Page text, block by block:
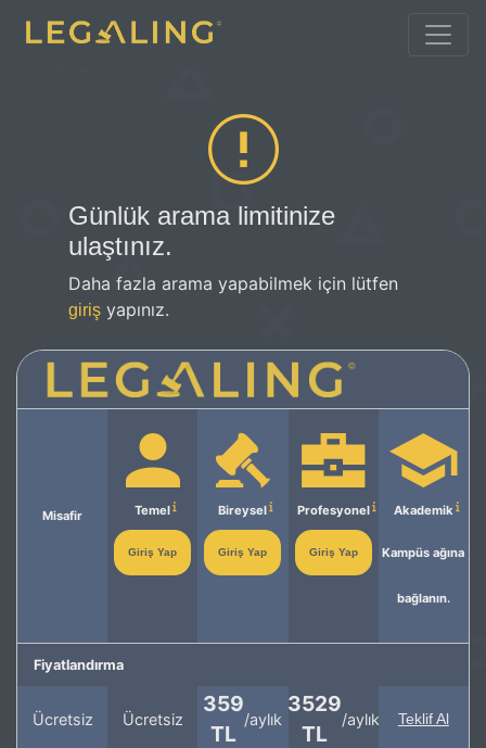
Günlük arama limitinize
ulaştınız.
Daha fazla arama yapabilmek için lütfen
giriş yapınız.
Misafir Temel
Giriş Yap
Bireysel
Giriş Yap
Profesyonel
Giriş Yap
Akademik
Kampüs ağına
bağlanın.
Fiyatlandırma
Ücretsiz Ücretsiz
359
TL
/aylık
3529
TL
/aylık Teklif Al